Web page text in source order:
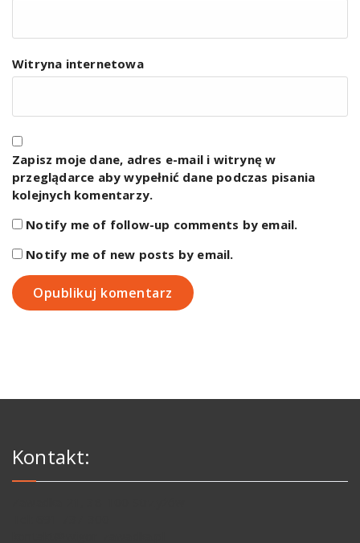
Witryna internetowa
Zapisz moje dane, adres e-mail i witrynę w
przeglądarce aby wypełnić dane podczas pisania
kolejnych komentarzy.
Notify me of follow-up comments by email.
Notify me of new posts by email.
Kontakt: